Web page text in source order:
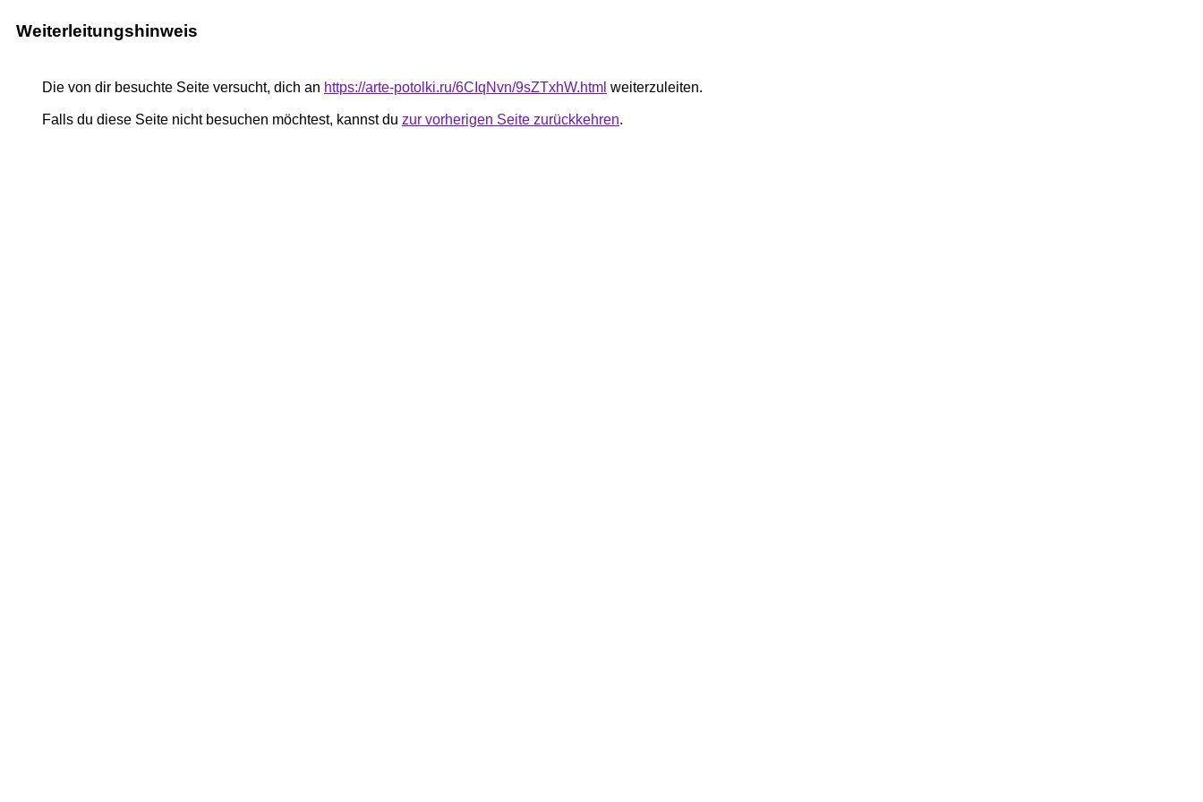
Weiterleitungshinweis
Die von dir besuchte Seite versucht, dich an https://arte-potolki.ru/6CIqNvn/9sZTxhW.html weiterzuleiten.
Falls du diese Seite nicht besuchen möchtest, kannst du zur vorherigen Seite zurückkehren.